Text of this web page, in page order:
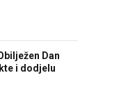
Dan
i dodjelu